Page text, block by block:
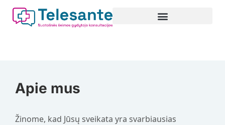
Pereiti
prie
Apie mus
Žinome, kad Jūsų sveikata yra svarbiausias